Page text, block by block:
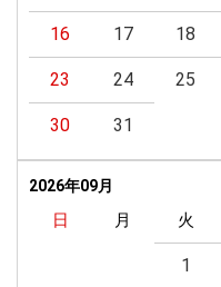
16 17 18
23 24 25
30 31
2026年09月
日 月 火
1